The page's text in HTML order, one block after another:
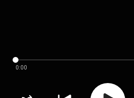
0:00